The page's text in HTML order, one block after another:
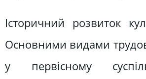
Історичний розвиток
Основними видами
у первісному